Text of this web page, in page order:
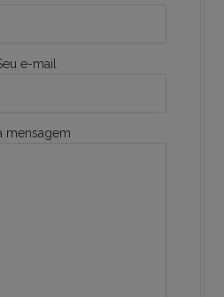
e-mail
mensagem